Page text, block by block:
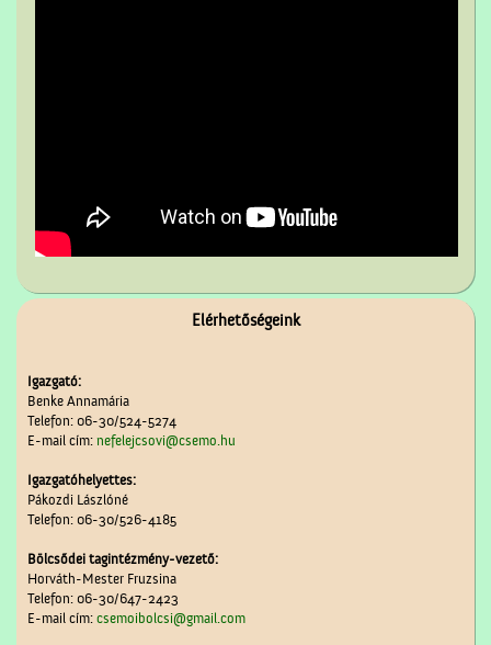
Elérhetőségeink
Igazgató:
Benke Annamária
Telefon: 06-30/524-5274
E-mail cím: nefelejcsovi@csemo.hu
Igazgatóhelyettes:
Pákozdi Lászlóné
Telefon: 06-30/526-4185
Bölcsődei tagintézmény-vezető:
Horváth-Mester Fruzsina
Telefon: 06-30/647-2423
E-mail cím: csemoibolcsi@gmail.com